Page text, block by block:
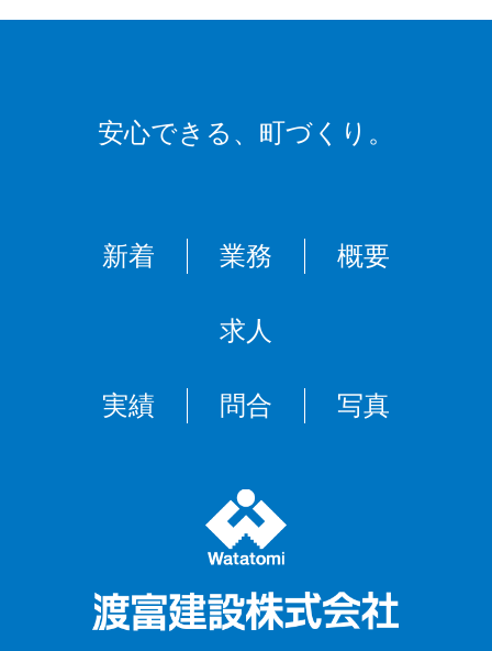
安心できる、 町づくり。
新着 業務 概要
求人
実績 問合 写真